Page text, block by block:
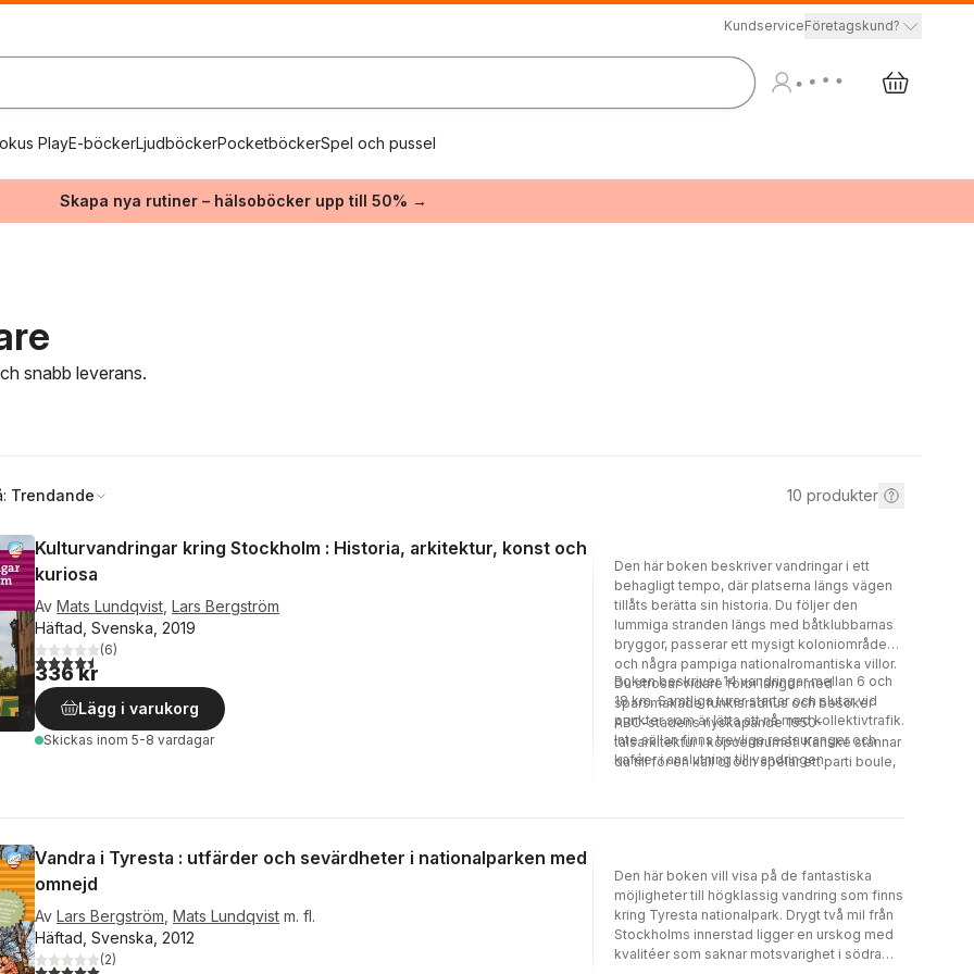
KundserviceFöretagskund?
PlayE-böckerLjudböckerPocketböckerSpel och pussel
Skapa nya rutiner – hälsoböcker upp till 50% →
snabb leverans.
Trendande 10 produkter
Kulturvandringar kring Stockholm : Historia, arkitektur, konst och
kuriosa
Av Mats Lundqvist Lars Bergström
Häftad, Svenska, 2019
4,5utav 5 stjärnor. Totalt antal röster:
(6)
336 kr
Lägg i varukorg
Skickas inom 5-8 vardagar
Den här boken beskriver vandringar i ett
behagligt tempo, där platserna längs vägen
tillåts berätta sin historia. Du följer den
lummiga stranden längs med båtklubbarnas
bryggor, passerar ett mysigt koloniområde
och några pampiga nationalromantiska villor.
Du strosar vidare förbi längor med
sparsmakade funkisradhus och besöker
ABC-stadens nyskapande 1950-
talsarkitektur i köpcentrumet. Kanske stannar
du till för en kall öl och spelar ett parti boule,
Boken beskriver 14 vandringar mellan 6 och
18 km. Samtliga turer startar och slutar vid
punkter som är lätta att nå med kollektivtrafik.
Inte sällan finns trevliga restauranger och
kaféer i anslutning till vandringen.
Vandra i Tyresta : utfärder och sevärdheter i nationalparken med
omnejd
Av Lars Bergström Mats Lundqvist m. fl.
Häftad, Svenska, 2012
5,0utav 5 stjärnor. Totalt antal röster:
(2)
Den här boken vill visa på de fantastiska
möjligheter till högklassig vandring som finns
kring Tyresta nationalpark. Drygt två mil från
Stockholms innerstad ligger en urskog med
kvalitéer som saknar motsvarighet i södra